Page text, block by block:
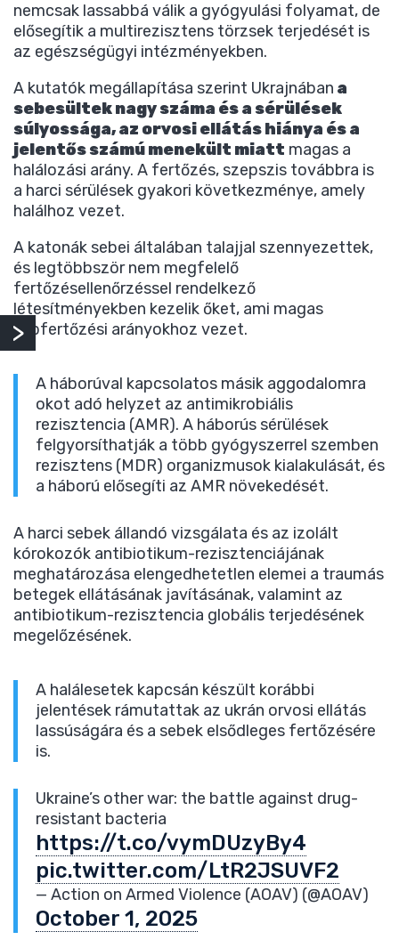
nemcsak lassabbá válik a gyógyulási folyamat, de
elősegítik a multirezisztens törzsek terjedését is
az egészségügyi intézményekben.
A kutatók megállapítása szerint Ukrajnában a
sebesültek nagy száma és a sérülések
súlyossága, az orvosi ellátás hiánya és a
jelentős számú menekült miatt magas a
halálozási arány. A fertőzés, szepszis továbbra is
a harci sérülések gyakori következménye, amely
halálhoz vezet.
A katonák sebei általában talajjal szennyezettek,
és legtöbbször nem megfelelő
fertőzésellenőrzéssel rendelkező
létesítményekben kezelik őket, ami magas
sebfertőzési arányokhoz vezet.
A háborúval kapcsolatos másik aggodalomra
okot adó helyzet az antimikrobiális
rezisztencia (AMR). A háborús sérülések
felgyorsíthatják a több gyógyszerrel szemben
rezisztens (MDR) organizmusok kialakulását, és
a háború elősegíti az AMR növekedését.
A harci sebek állandó vizsgálata és az izolált
kórokozók antibiotikum-rezisztenciájának
meghatározása elengedhetetlen elemei a traumás
betegek ellátásának javításának, valamint az
antibiotikum-rezisztencia globális terjedésének
megelőzésének.
A halálesetek kapcsán készült korábbi
jelentések rámutattak az ukrán orvosi ellátás
lassúságára és a sebek elsődleges fertőzésére
is.
Ukraine’s other war: the battle against drug-
resistant bacteria
https://t.co/vymDUzyBy4
pic.twitter.com/LtR2JSUVF2
— Action on Armed Violence (AOAV) (@AOAV)
October 1, 2025